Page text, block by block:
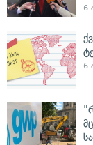
6
6